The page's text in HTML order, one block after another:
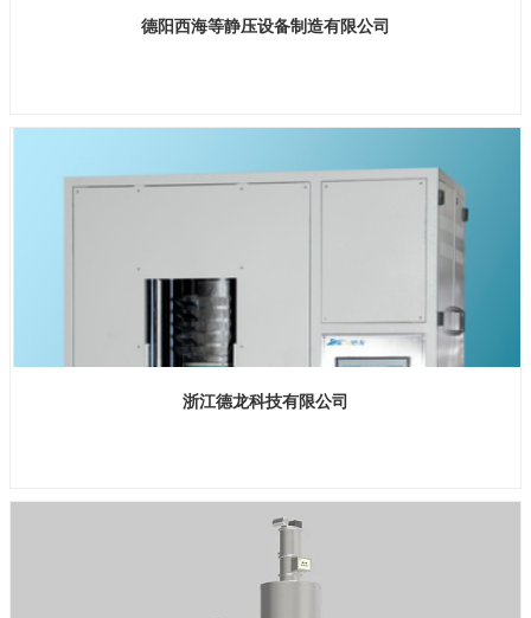
德阳西海等静压设备制造有限公司
展位号：H2馆E686
浙江德龙科技有限公司
展位号：H2馆E436